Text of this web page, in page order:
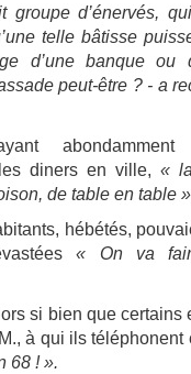
d’énervés,
telle bâtisse
d’une banque ou
peut-être ? - a
diners en ville, «
de table en table
hébétés,
« On va
si bien que certains
à qui ils téléphonent
68 ! ».